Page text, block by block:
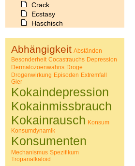
Crack
Ecstasy
Haschisch
Koffein
Kokain
Lachgas
LSD
Marihuana
Medikamente
Meskalin
Metamphetamin
Methadon
Morphin
Muskatnuss
Nikotin
Opium
Abhängigkeit Abständen
Besonderheit Cocastrauchs Depression
Dermatozoenwahns Droge
Drogenwirkung Episoden Extremfall
Gier
Kokaindepression
Kokainmissbrauch
Kokainrausch Konsum
Konsumdynamik
Konsumenten
Mechanismus Spezifikum
Tropanalkaloid